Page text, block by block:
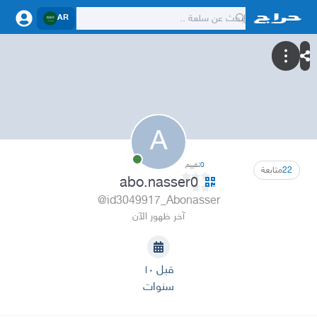
AR
A
22متابعة 0تقييم
abo.nasser0
@id3049917_Abonasser
آخر ظهور الآن
قبل ١٠
سنوات